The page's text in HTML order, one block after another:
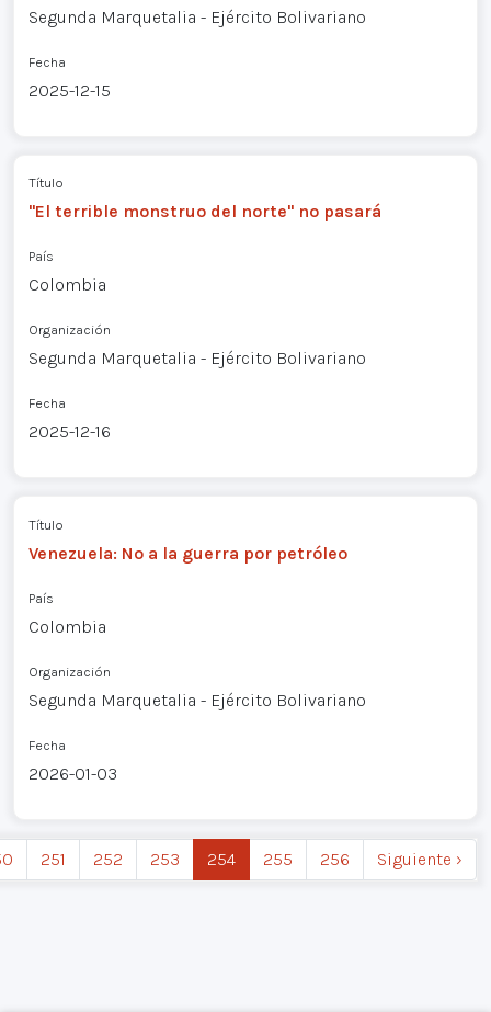
Segunda Marquetalia - Ejército Bolivariano
Fecha
2025-12-15
Título
"El terrible monstruo del norte" no pasará
País
Colombia
Organización
Segunda Marquetalia - Ejército Bolivariano
Fecha
2025-12-16
Título
Venezuela: No a la guerra por petróleo
País
Colombia
Organización
Segunda Marquetalia - Ejército Bolivariano
Fecha
2026-01-03
251 252 253 254 255 256 Siguiente ›